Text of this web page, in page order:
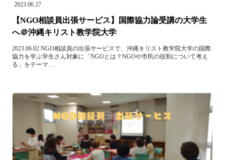
2023.06.27
【NGO相談員出張サービス】国際協力論受講の大学生
へ＠沖縄キリスト教学院大学
2023.06.02 NGO相談員の出張サービスで、沖縄キリスト教学院大学の国際
協力を学ぶ学生さん対象に「NGOとは？NGOや市民の役割について考え
る」をテーマ…